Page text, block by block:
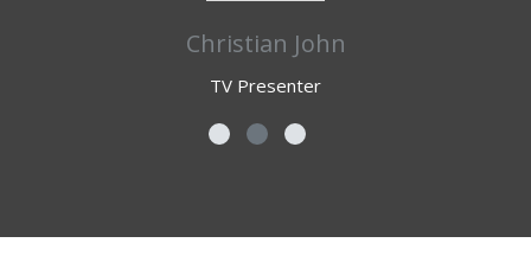
Christian John
TV Presenter